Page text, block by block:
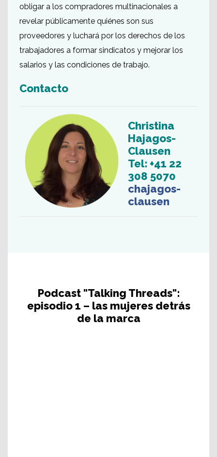
obligar a los compradores multinacionales a
revelar públicamente quiénes son sus
proveedores y luchará por los derechos de los
trabajadores a formar sindicatos y mejorar los
salarios y las condiciones de trabajo.
Contacto
Christina
Hajagos-
Clausen
Tel: +41 22
308 5070
chajagos-
clausen
Podcast "Talking Threads":
episodio 1 – las mujeres detrás
de la marca